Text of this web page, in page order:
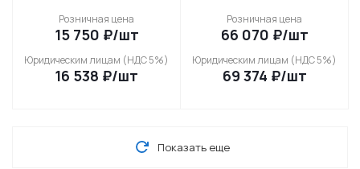
Розничная цена
15 750 ₽/шт
Юридическим лицам (НДС 5%)
16 538 ₽/шт
Розничная цена
66 070 ₽/шт
Юридическим лицам (НДС 5%)
69 374 ₽/шт
Показать еще